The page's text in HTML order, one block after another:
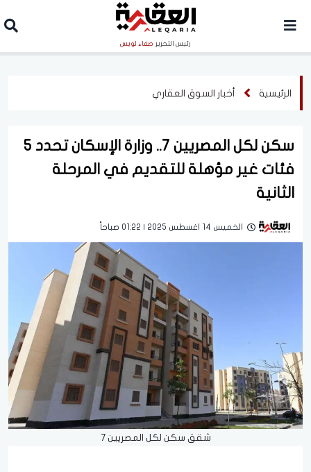
رئيس التحرير صفاء لويس
الرئيسية أخبار السوق العقاري
سكن لكل المصريين 7.. وزارة الإسكان تحدد 5
فئات غير مؤهلة للتقديم في المرحلة
الثانية
الخميس 14 اغسطس 2025 | 01:22 صباحاً
شقق سكن لكل المصريين 7